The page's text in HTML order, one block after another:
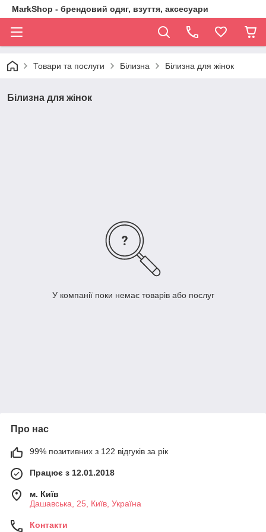
MarkShop - брендовий одяг, взуття, аксесуари
Товари та послуги Білизна Білизна для жінок
Білизна для жінок
У компанії поки немає товарів або послуг
Про нас
99% позитивних з 122 відгуків за рік
Працює з 12.01.2018
м. Київ
Дашавська, 25, Київ, Україна
Контакти